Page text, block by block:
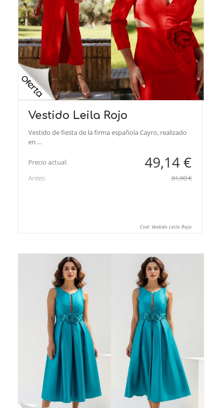
Vestido Leila Rojo
Vestido de fiesta de la firma española Cayro, realizado
en ...
Precio actual: 49,14 €
Antes: 81,90 €
Cod: Vestido Leila Rojo